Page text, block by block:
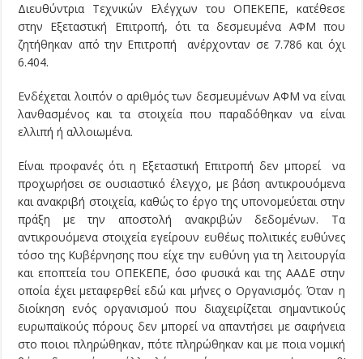
Διευθύντρια Τεχνικών Ελέγχων του ΟΠΕΚΕΠΕ, κατέθεσε
στην Εξεταστική Επιτροπή, ότι τα δεσμευμένα ΑΦΜ που
ζητήθηκαν από την Επιτροπή ανέρχονταν σε 7.786 και όχι
6.404.
Ενδέχεται λοιπόν ο αριθμός των δεσμευμένων ΑΦΜ να είναι
λανθασμένος και τα στοιχεία που παραδόθηκαν να είναι
ελλιπή ή αλλοιωμένα.
Είναι προφανές ότι η Εξεταστική Επιτροπή δεν μπορεί να
προχωρήσει σε ουσιαστικό έλεγχο, με βάση αντικρουόμενα
και ανακριβή στοιχεία, καθώς το έργο της υπονομεύεται στην
πράξη με την αποστολή ανακριβών δεδομένων. Τα
αντικρουόμενα στοιχεία εγείρουν ευθέως πολιτικές ευθύνες
τόσο της Κυβέρνησης που είχε την ευθύνη για τη λειτουργία
και εποπτεία του ΟΠΕΚΕΠΕ, όσο φυσικά και της ΑΑΔΕ στην
οποία έχει μεταφερθεί εδώ και μήνες ο Οργανισμός. Όταν η
διοίκηση ενός οργανισμού που διαχειρίζεται σημαντικούς
ευρωπαϊκούς πόρους δεν μπορεί να απαντήσει με σαφήνεια
στο ποιοι πληρώθηκαν, πότε πληρώθηκαν και με ποια νομική